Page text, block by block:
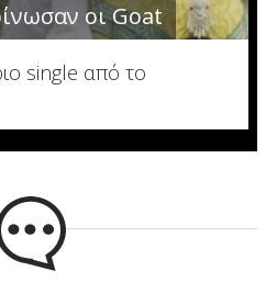
οι Goat
single από το